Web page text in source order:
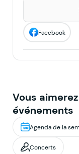
Facebook
Vous
événements
Agenda de la
Concerts